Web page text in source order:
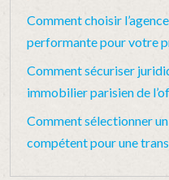
Comment choisir
performante pour votre
Comment sécuriser
immobilier parisien de
Comment sélectionner
compétent pour une